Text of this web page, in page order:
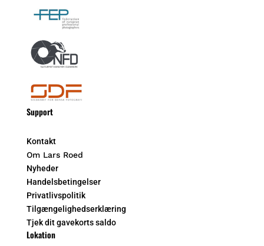
Support
Kontakt
Om Lars Roed
Nyheder
Handelsbetingelser
Privatlivspolitik
Tilgængelighedserklæring
Tjek dit gavekorts saldo
Lokation